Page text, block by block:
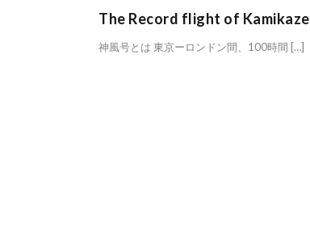
The Record flight of Kamikaze
神風号とは 東京ーロンドン間、100時間 […]